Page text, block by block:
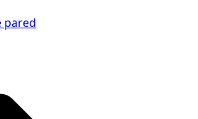
pared